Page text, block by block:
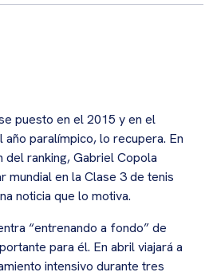
puesto en el 2015 y en el
paralímpico, lo recupera. En
del ranking, Gabriel Copola
mundial en la Clase 3 de tenis
noticia que lo motiva.
“entrenando a fondo” de
para él. En abril viajará a
intensivo durante tres